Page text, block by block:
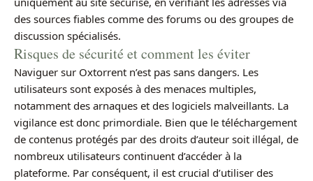
des sources fiables comme des forums ou des groupes de
discussion spécialisés.
Risques de sécurité et comment les éviter
Naviguer sur Oxtorrent n’est pas sans dangers. Les
utilisateurs sont exposés à des menaces multiples,
notamment des arnaques et des logiciels malveillants. La
vigilance est donc primordiale. Bien que le téléchargement
de contenus protégés par des droits d’auteur soit illégal, de
nombreux utilisateurs continuent d’accéder à la
plateforme. Par conséquent, il est crucial d’utiliser des